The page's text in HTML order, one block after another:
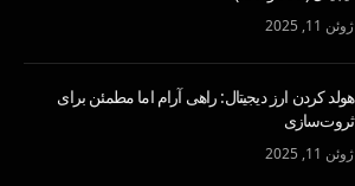
ژوئن 11, 2025
هولد کردن ارز دیجیتال: راهی آرام اما مطمئن برای
ثروت‌سازی
ژوئن 11, 2025